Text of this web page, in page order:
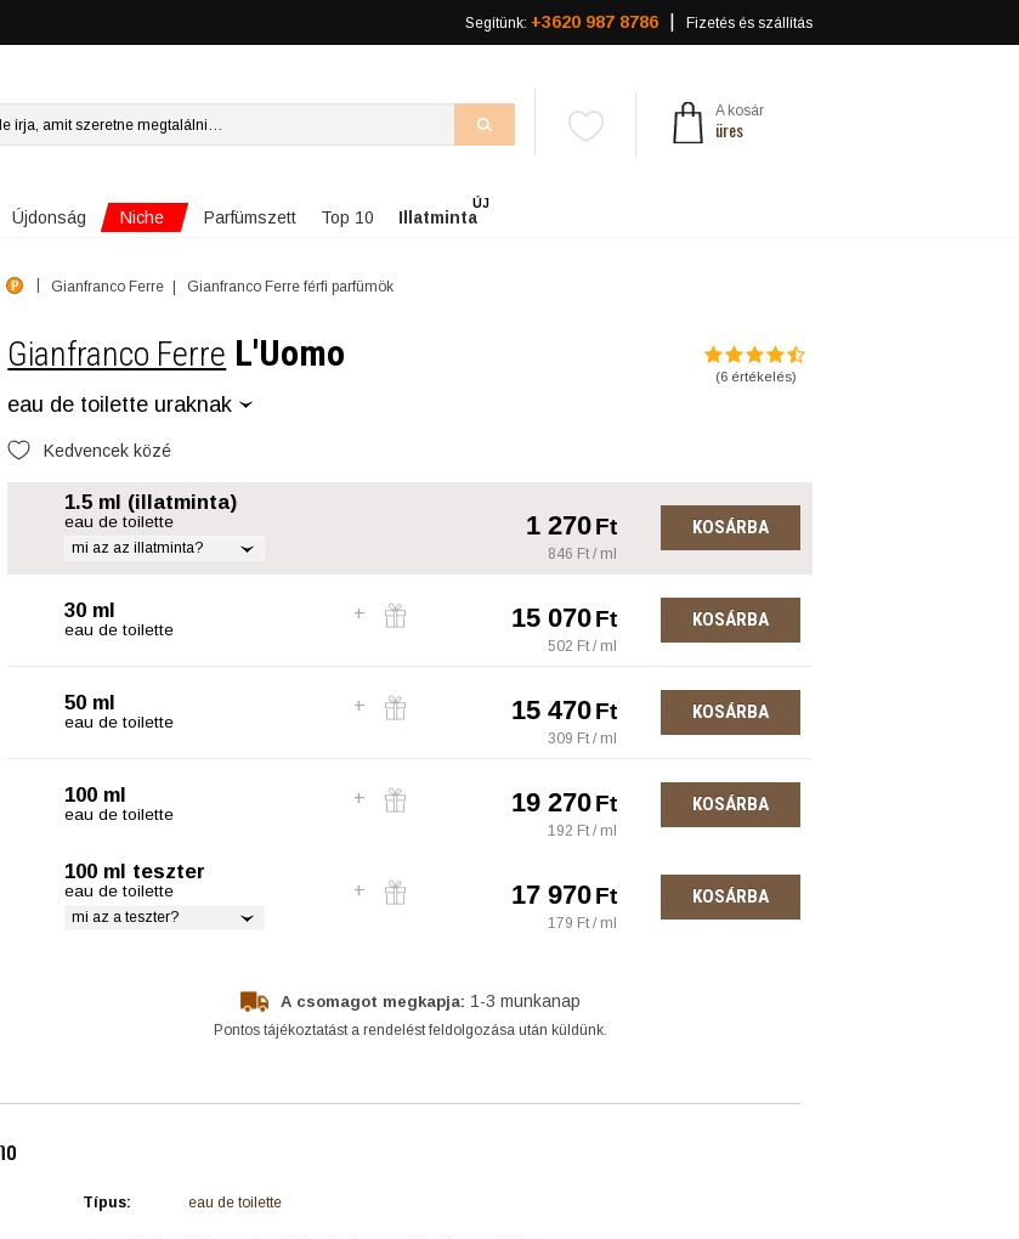
Segítünk: +3620 987 8786 Fizetés és szállítás
A kosár
üres
Újdonság Niche Parfümszett Top 10 Illatminta
ÚJ
Gianfranco Ferre Gianfranco Ferre férfi parfümök
Gianfranco Ferre L'Uomo
eau de toilette uraknak
Kedvencek közé
(6értékelés)
1.5 ml (illatminta)
eau de toilette
mi az az illatminta?
1 270Ft
846 Ft / ml
KOSÁRBA
30 ml
eau de toilette 15 070Ft
502 Ft / ml
KOSÁRBA
50 ml
eau de toilette 15 470Ft
309 Ft / ml
KOSÁRBA
100 ml
eau de toilette 19 270Ft
192 Ft / ml
KOSÁRBA
100 ml teszter
eau de toilette
mi az a teszter?
17 970Ft
179 Ft / ml
KOSÁRBA
A csomagot megkapja: 1-3 munkanap
Pontos tájékoztatást a rendelést feldolgozása után küldünk.
Típus: eau de toilette